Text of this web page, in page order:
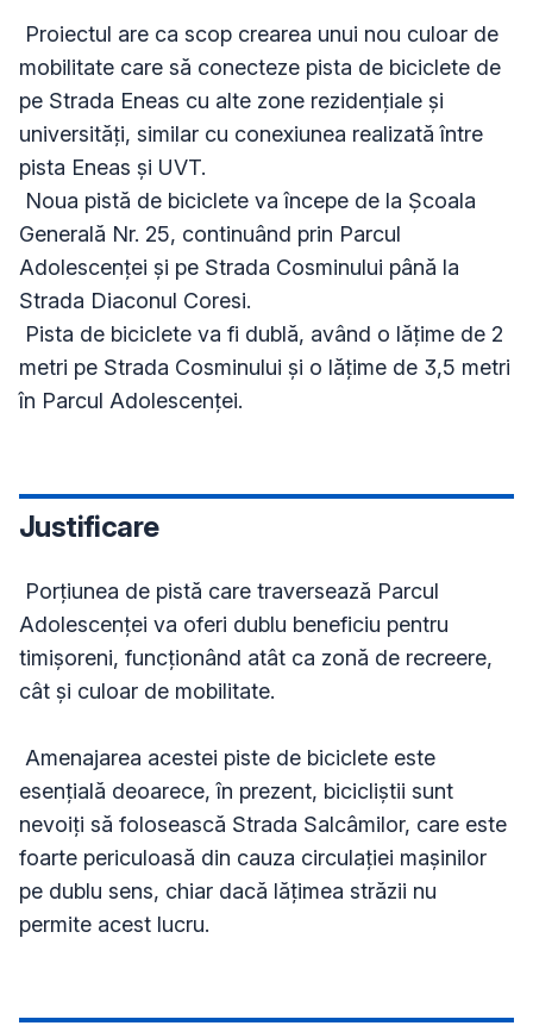
mobilitate care să conecteze pista de biciclete de
pe Strada Eneas cu alte zone rezidențiale și
universități, similar cu conexiunea realizată între
pista Eneas și UVT.
Generală Nr. 25, continuând prin Parcul
Adolescenței și pe Strada Cosminului până la
Strada Diaconul Coresi.
metri pe Strada Cosminului și o lățime de 3,5 metri
Justificare
Adolescenței va oferi dublu beneficiu pentru
timișoreni, funcționând atât ca zonă de recreere,
cât și culoar de mobilitate.
esențială deoarece, în prezent, bicicliștii sunt
nevoiți să folosească Strada Salcâmilor, care este
foarte periculoasă din cauza circulației mașinilor
pe dublu sens, chiar dacă lățimea străzii nu